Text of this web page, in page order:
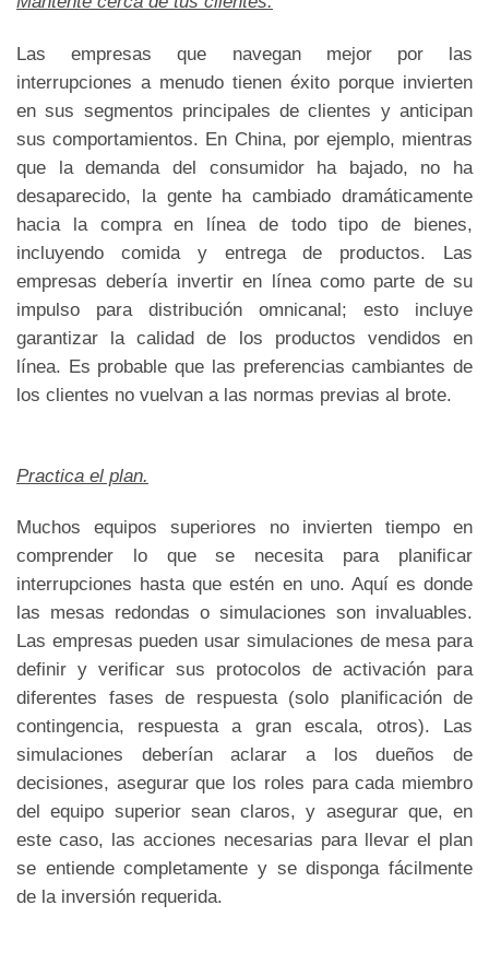
Las empresas que navegan mejor por las
interrupciones a menudo tienen éxito porque invierten
en sus segmentos principales de clientes y anticipan
sus comportamientos. En China, por ejemplo, mientras
que la demanda del consumidor ha bajado, no ha
desaparecido, la gente ha cambiado dramáticamente
hacia la compra en línea de todo tipo de bienes,
incluyendo comida y entrega de productos. Las
empresas debería invertir en línea como parte de su
impulso para distribución omnicanal; esto incluye
garantizar la calidad de los productos vendidos en
línea. Es probable que las preferencias cambiantes de
los clientes no vuelvan a las normas previas al brote.
Practica el plan.
Muchos equipos superiores no invierten tiempo en
comprender lo que se necesita para planificar
interrupciones hasta que estén en uno. Aquí es donde
las mesas redondas o simulaciones son invaluables.
Las empresas pueden usar simulaciones de mesa para
definir y verificar sus protocolos de activación para
diferentes fases de respuesta (solo planificación de
contingencia, respuesta a gran escala, otros). Las
simulaciones deberían aclarar a los dueños de
decisiones, asegurar que los roles para cada miembro
del equipo superior sean claros, y asegurar que, en
este caso, las acciones necesarias para llevar el plan
se entiende completamente y se disponga fácilmente
de la inversión requerida.